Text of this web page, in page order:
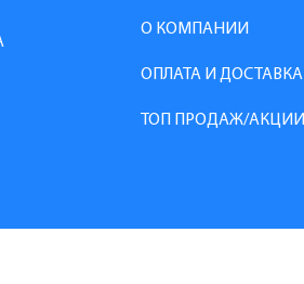
О КОМПАНИИ
ОПЛАТА И ДОСТАВКА
ТОП ПРОДАЖ/АКЦИИ